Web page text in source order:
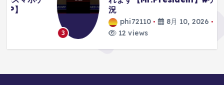
phi72110
8月 10, 2026
12 views